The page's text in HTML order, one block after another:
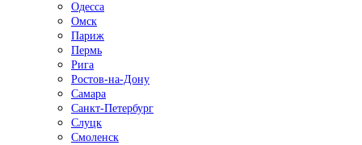
Одесса
Омск
Париж
Пермь
Рига
Ростов-на-Дону
Самара
Санкт-Петербург
Слуцк
Смоленск